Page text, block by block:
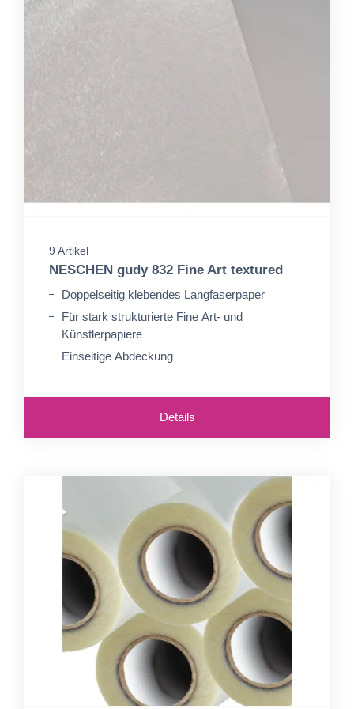
9 Artikel
NESCHEN gudy 832 Fine Art textured
Doppelseitig klebendes Langfaserpaper
Für stark strukturierte Fine Art- und
Künstlerpapiere
Einseitige Abdeckung
Details